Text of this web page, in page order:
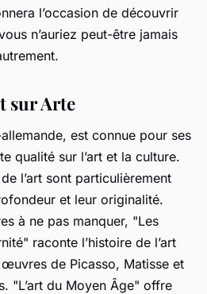
l’occasion de découvrir
n’auriez peut-être jamais
sur Arte
est connue pour ses
qualité sur l’art et la culture.
l’art sont particulièrement
et leur originalité.
à ne pas manquer, "Les
raconte l’histoire de l’art
de Picasso, Matisse et
"L’art du Moyen Âge" offre